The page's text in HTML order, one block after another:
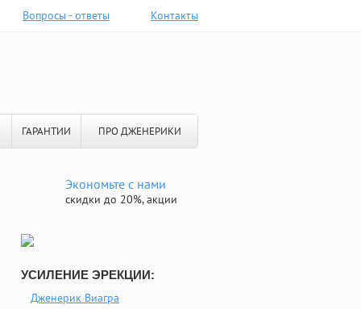
Вопросы - ответы Контакты
ГАРАНТИИ ПРО ДЖЕНЕРИКИ
Экономьте с нами
скидки до 20%, акции
УСИЛЕНИЕ ЭРЕКЦИИ:
Дженерик Виагра